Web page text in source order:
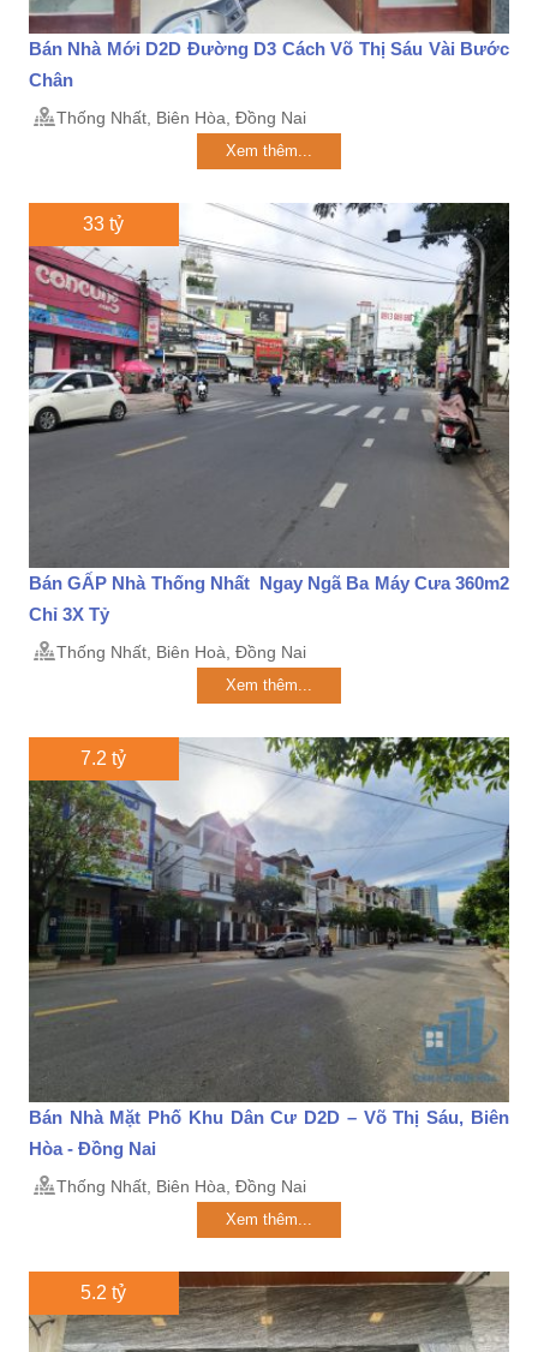
Bán Nhà Mới D2D Đường D3 Cách Võ Thị Sáu Vài Bước
Chân
Thống Nhất, Biên Hòa, Đồng Nai
Xem thêm...
33 tỷ
Bán GẤP Nhà Thống Nhất Ngay Ngã Ba Máy Cưa 360m2
Chỉ 3X Tỷ
Thống Nhất, Biên Hoà, Đồng Nai
Xem thêm...
7.2 tỷ
Bán Nhà Mặt Phố Khu Dân Cư D2D – Võ Thị Sáu, Biên
Hòa - Đồng Nai
Thống Nhất, Biên Hòa, Đồng Nai
Xem thêm...
5.2 tỷ